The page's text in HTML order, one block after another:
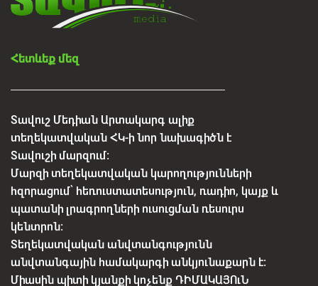
Հետևեք մեզ
Տավուշ Մեդիան Արտակարգ ալիք
տեղեկատվական ՀԿ-ի նոր նախագիծն է
Տավուշի մարզում:
Մարզի տեղեկատվական կարողությունների
հզորացում՝ հեռուստատեսություն, ռադիո, կայք և
պատանի լրագրողների ուսուցման ռեսուրս
կենտրոն:
Տեղեկատվական անվտանգությունն
անվտանգային համակարգի անկյունաքարն է:
Միասին պիտի կյանքի կոչենք ԴԻՄԱԿԱՅՈւՆ